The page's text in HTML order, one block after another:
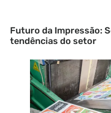
Futuro da Impressão:
tendências do setor